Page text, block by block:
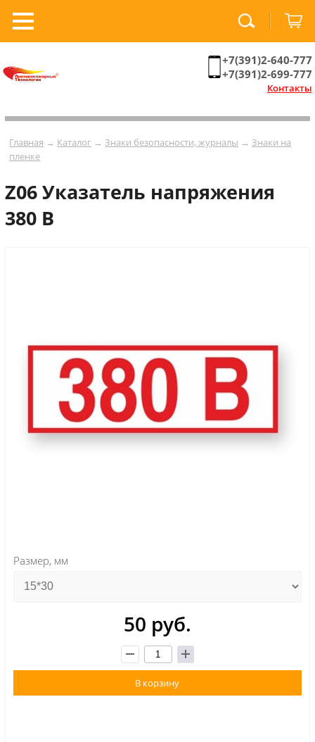
+7(391)2-640-777
+7(391)2-699-777
Контакты
Главная → Каталог →Знаки безопасности, журналы →Знаки на
пленке
Z06 Указатель напряжения
380 В
Размер, мм
50 руб.
В корзину